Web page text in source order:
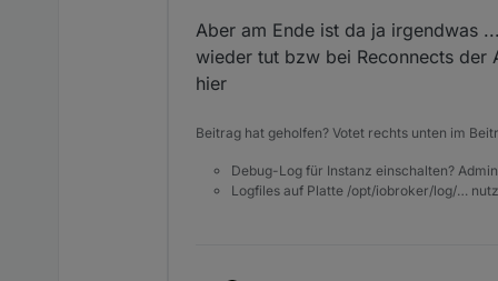
Wie meinst du das mit
Freigeben ?
Bzw. Wie schaffe ich es
Meinst würde es klappen,
dem "slave" zuweise,
Account und der Instanz
wenn dies klappen würde,
Aber am Ende ist da ja irgendwas
wieder tut bzw bei Reconnects der
hier
Beitrag hat geholfen? Votet rechts unten im
Debug-Log für Instanz einschalten?
Logfiles auf Platte /opt/iobroker/log/…